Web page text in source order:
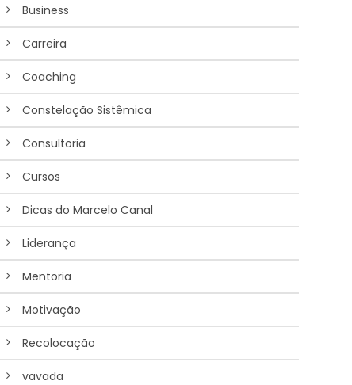
Business
Carreira
Coaching
Constelação Sistêmica
Consultoria
Cursos
Dicas do Marcelo Canal
Liderança
Mentoria
Motivação
Recolocação
vavada